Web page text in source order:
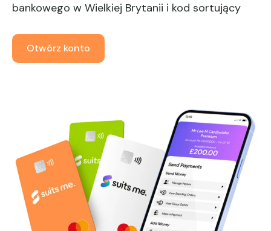
bankowego w Wielkiej Brytanii i kod sortujący
Otwórz konto